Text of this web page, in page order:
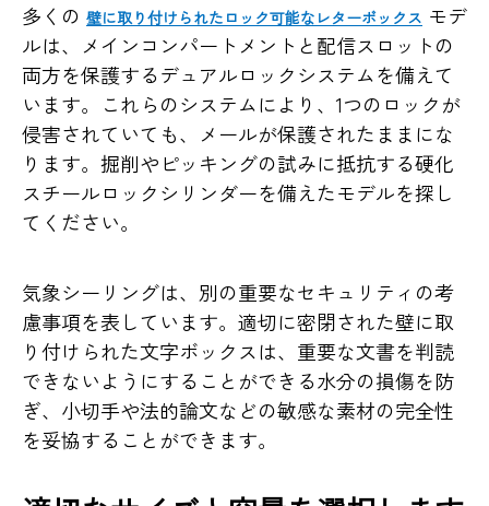
多くの 壁に取り付けられたロック可能なレターボックス モデ
ルは、メインコンパートメントと配信スロットの
両方を保護するデュアルロックシステムを備えて
います。これらのシステムにより、1つのロックが
侵害されていても、メールが保護されたままにな
ります。掘削やピッキングの試みに抵抗する硬化
スチールロックシリンダーを備えたモデルを探し
てください。
気象シーリングは、別の重要なセキュリティの考
慮事項を表しています。適切に密閉された壁に取
り付けられた文字ボックスは、重要な文書を判読
できないようにすることができる水分の損傷を防
ぎ、小切手や法的論文などの敏感な素材の完全性
を妥協することができます。